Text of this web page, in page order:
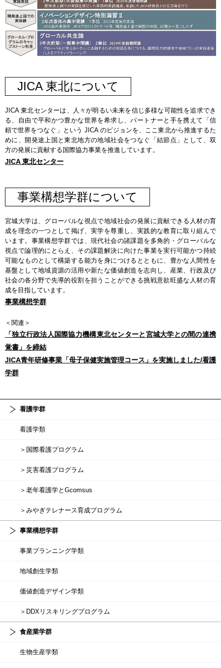
JICA 東北について
JICA 東北センターは、人々が明るい未来を信じ多様な可能性を追求でき
る、自由で平和かつ豊かな世界を希求し、パートナーと手を携えて「信
頼で世界をつなぐ」という JICA のビジョンを、ここ東北から推進するた
めに、開発途上国と東北地方の地域社会をつなぐ「結節点」として、双
方の発展に貢献する国際協力事業を推進しています。
JICA 東北センター
事業構想学群について
宮城大学は、グローバルな視点で地域社会の発展に貢献できる人材の育
成を理念の一つとして掲げ、実学を尊重し、実践的な教育に取り組んで
います。事業構想学群では、現代社会の諸課題を多角的・グローバルな
視点で論理的にとらえ、その課題解決に向けた事業を実行可能かつ持続
可能なものとして構築する能力を身につけるとともに、豊かな人間性を
基盤として地域資源の活用や新たな価値創造を志向し、産業、行政及び
社会の各分野で先導的役割を担うことができる挑戦意欲旺盛な人材の育
成を目指しています。
事業構想学群
＜関連＞
「独立行政法人国際協力機構東北センターと宮城大学との間の連携
覚書」を締結
JICA青年研修事業「母子保健実施管理コース」を実施しました/看護
学群
看護学群
看護学類
＞国際看護プログラム
＞災害看護プログラム
＞老年看護学とGcomsus
＞みやぎテレナース育成プログラム
事業構想学群
事業プランニング学類
地域創生学類
価値創造デザイン学類
＞DDXリスキリングプログラム
食産業学群
生物生産学類